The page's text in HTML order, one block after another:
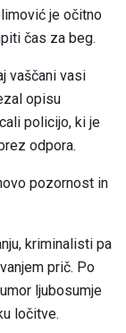
je očitno
čas za beg.
vaščani vasi
opisu
policijo, ki je
odpora.
pozornost in
kriminalisti pa
prič. Po
ljubosumje
ločitve.